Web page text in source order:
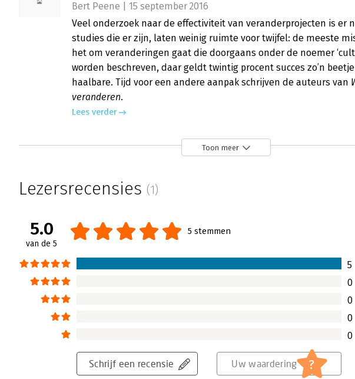
Bert Peene | 15 september 2016
Veel onderzoek naar de effectiviteit van veranderprojecten is er
studies die er zijn, laten weinig ruimte voor twijfel: de meeste
het om veranderingen gaat die doorgaans onder de noemer
worden beschreven, daar geldt twintig procent succes zo’n
haalbare. Tijd voor een andere aanpak schrijven de auteurs van
veranderen.
Lees verder
Toon meer
Lezersrecensies (1)
5.0
van de 5
5 stemmen
5
0
0
0
0
Schrijf een recensie Uw waardering ?